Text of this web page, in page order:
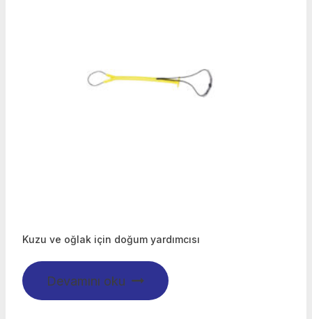
Kuzu ve oğlak için doğum yardımcısı
Devamını oku